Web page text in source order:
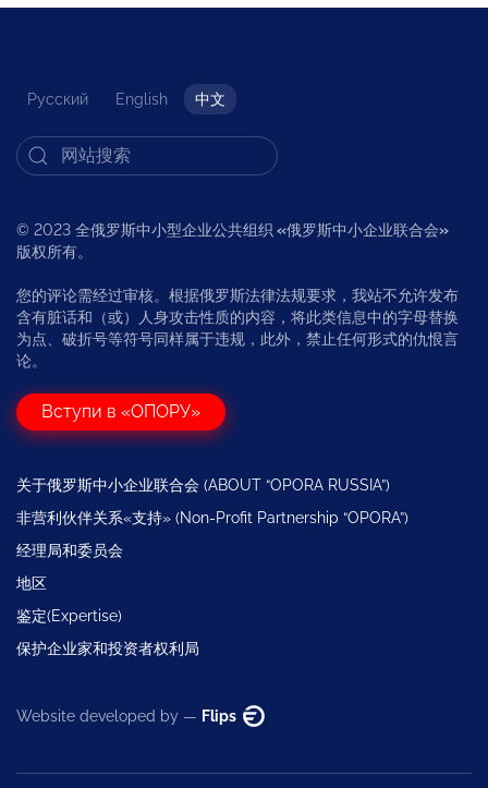
Русский English 中文
© 2023 全俄罗斯中小型企业公共组织 «俄罗斯中小企业联合会»
版权所有。
您的评论需经过审核。根据俄罗斯法律法规要求，我站不允许发布
含有脏话和（或）人身攻击性质的内容，将此类信息中的字母替换
为点、破折号等符号同样属于违规，此外，禁止任何形式的仇恨言
论。
Вступи в «ОПОРУ»
关于俄罗斯中小企业联合会 (ABOUT “OPORA RUSSIA”)
非营利伙伴关系«支持» (Non-Profit Partnership “OPORA”)
经理局和委员会
地区
鉴定(Expertise)
保护企业家和投资者权利局
Website developed by — Flips